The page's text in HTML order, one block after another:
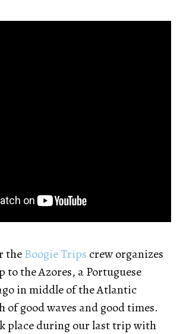
theBoogie Trips crew organizes
to the Azores, a Portuguese
in middle of the Atlantic
of good waves and good times.
place during our last trip with